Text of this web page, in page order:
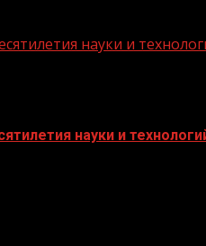
науки и
науки и